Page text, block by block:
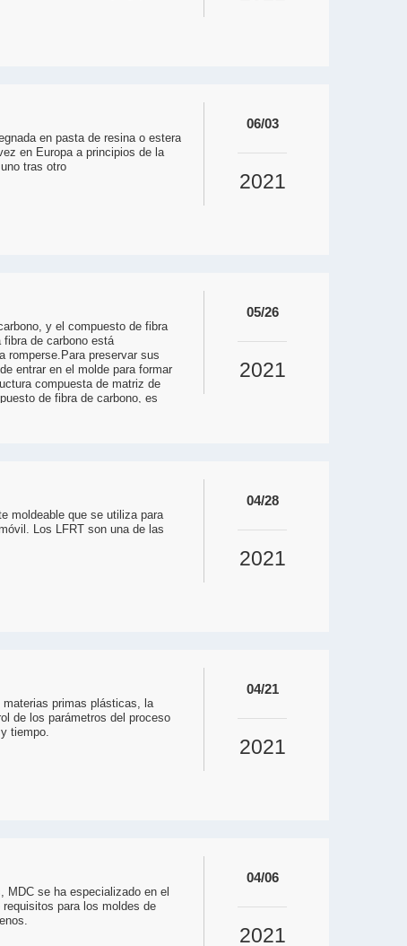
en pasta de resina o estera
en Europa a principios de la
tras otro
06/03
2021
y el compuesto de fibra
de carbono está
romperse.Para preservar sus
entrar en el molde para formar
compuesta de matriz de
de fibra de carbono, es
u otros medios, y luego se
algunos procesos
05/26
2021
moldeable que se utiliza para
Los LFRT son una de las
04/28
2021
primas plásticas, la
de los parámetros del proceso
tiempo.
04/21
2021
MDC se ha especializado en el
para los moldes de
04/06
2021